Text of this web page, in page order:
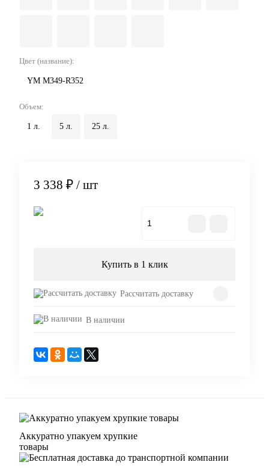
Цвет (название):
YM M349-R352
Объем:
1 л. 5 л. 25 л.
3 338 ₽ / шт
Купить в 1 клик
Рассчитать доставку
В наличии
Аккуратно упакуем хрупкие
товары